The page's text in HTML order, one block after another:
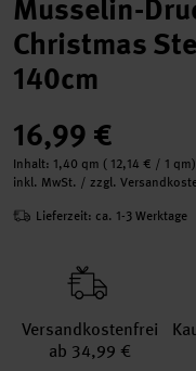
Musselin-
Christmas
140cm
16,99 €
Inhalt: 1,40 qm ( 12,14 € / 1 qm)
inkl. MwSt. / zzgl.
Lieferzeit: ca. 1-3 Werktage
Versand­kosten­frei
ab 34,99 €